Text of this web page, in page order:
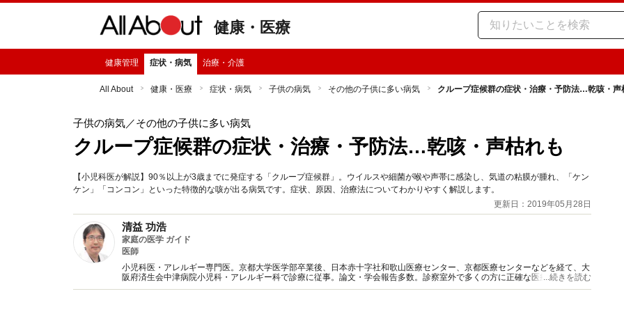
健康・医療
健康管理 症状・病気 治療・介護
All About 健康・医療 症状・病気 子供の病気 その他の子供に多い病気 クループ症候群の症状・治療・予防法…乾咳・声
子供の病気／その他の子供に多い病気
クループ症候群の症状・治療・予防法…乾咳・声枯れも
【小児科医が解説】90％以上が3歳までに発症する「クループ症候群」。ウイルスや細菌が喉や声帯に感染し、気道の粘膜が腫れ、「ケン
ケン」「コンコン」といった特徴的な咳が出る病気です。症状、原因、治療法についてわかりやすく解説します。
更新日：2019年05月28日
清益 功浩
家庭の医学 ガイド
医師
小児科医・アレルギー専門医。京都大学医学部卒業後、日本赤十字社和歌山医療センター、京都医療センターなどを経て、大
阪府済生会中津病院小児科・アレルギー科で診療に従事。論文・学会報告多数。診察室外で多くの方に正確な医療情報を届け
たいと、インターネットやテレビ、書籍などでも数多くの情報発信を行っている。
...続きを読む